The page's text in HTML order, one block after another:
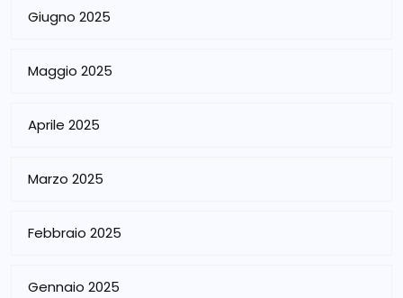
Giugno 2025
Maggio 2025
Aprile 2025
Marzo 2025
Febbraio 2025
Gennaio 2025